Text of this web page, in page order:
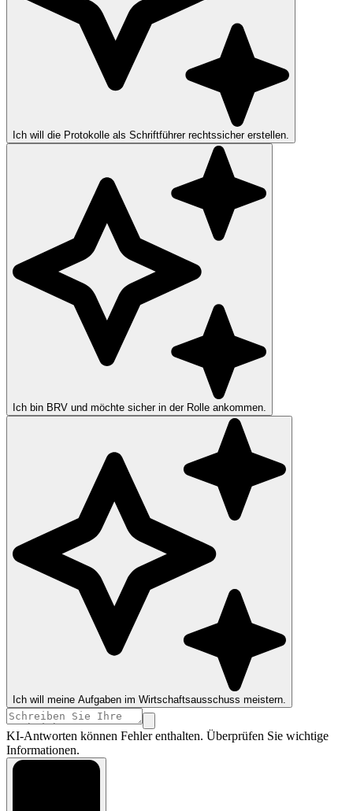
Ich will die Protokolle als Schriftführer rechtssicher erstellen.
Ich bin BRV und möchte sicher in der Rolle ankommen.
Ich will meine Aufgaben im Wirtschaftsausschuss meistern.
KI-Antworten können Fehler enthalten. Überprüfen Sie wichtige
Informationen.